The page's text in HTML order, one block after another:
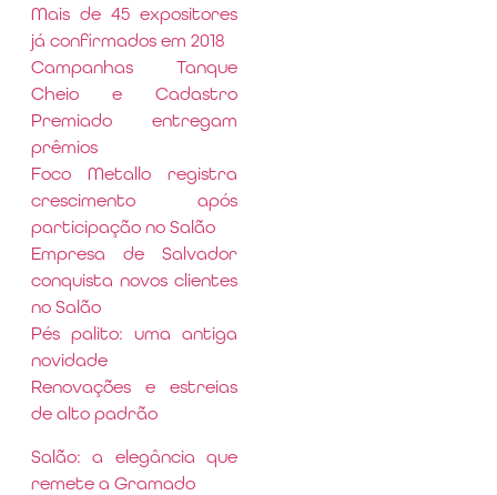
Mais de 45 expositores
já confirmados em 2018
Campanhas Tanque
Cheio e Cadastro
Premiado entregam
prêmios
Foco Metallo registra
crescimento após
participação no Salão
Empresa de Salvador
conquista novos clientes
no Salão
Pés palito: uma antiga
novidade
Renovações e estreias
de alto padrão
Salão: a elegância que
remete a Gramado